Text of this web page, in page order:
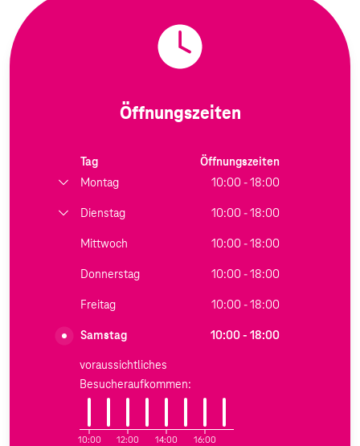
Öffnungszeiten
Tag
Öffnungszeiten
Montag
10:00 - 18:00
Dienstag 10:00 - 18:00
Mittwoch 10:00 - 18:00
Donnerstag 10:00 - 18:00
Freitag 10:00 - 18:00
Samstag 10:00 - 18:00
voraussichtliches
Besucheraufkommen:
10:00 12:00 14:00 16:00